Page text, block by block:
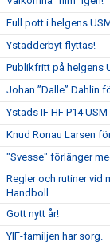
Full pott i helgens
Ystadderbyt flyttas!
Publikfritt på helgens
Johan ”Dalle” Dahlin
Ystads IF HF P14
Knud Ronau Larsen
"Svesse" förlänger
Regler och rutiner vid
Handboll.
Gott nytt år!
YIF-familjen har sorg.